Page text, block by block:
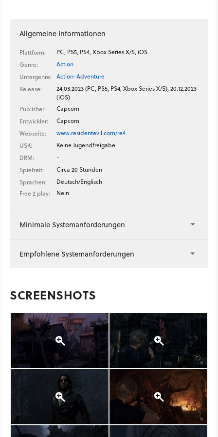
Allgemeine Informationen
Plattform:
PC, PS5, PS4, Xbox Series X/S, iOS
Genre:
Action
Untergenre:
Action-Adventure
Release:
24.03.2023 (PC, PS5, PS4, Xbox Series X/S), 20.12.2023
(iOS)
Publisher:
Capcom
Entwickler:
Capcom
Webseite:
www.residentevil.com/re4
USK:
Keine Jugendfreigabe
DRM:
-
Spielzeit:
Circa 20 Stunden
Sprachen:
Deutsch/Englisch
Free 2 play:
Nein
Minimale Systemanforderungen
Empfohlene Systemanforderungen
SCREENSHOTS